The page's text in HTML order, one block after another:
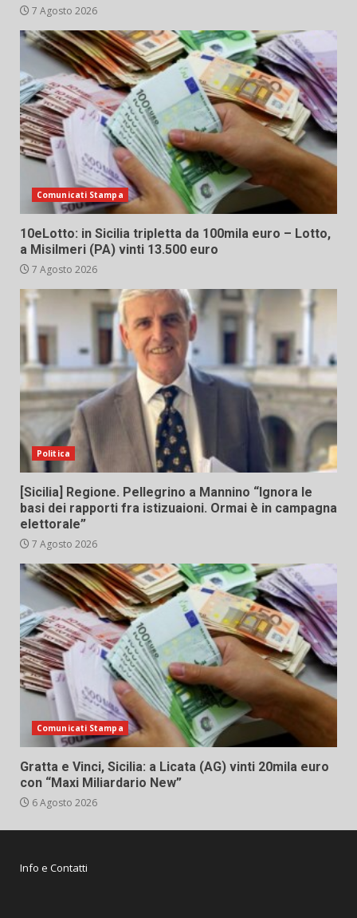
7 Agosto 2026
Comunicati Stampa
10eLotto: in Sicilia tripletta da 100mila euro – Lotto,
a Misilmeri (PA) vinti 13.500 euro
7 Agosto 2026
Politica
[Sicilia] Regione. Pellegrino a Mannino “Ignora le
basi dei rapporti fra istizuaioni. Ormai è in campagna
elettorale”
7 Agosto 2026
Comunicati Stampa
Gratta e Vinci, Sicilia: a Licata (AG) vinti 20mila euro
con “Maxi Miliardario New”
6 Agosto 2026
Info e Contatti